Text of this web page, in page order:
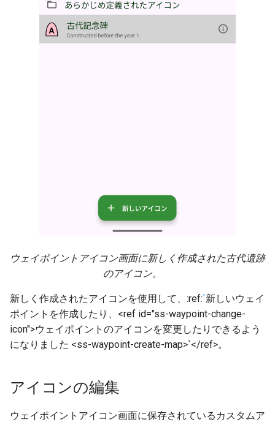
ウェイポイントアイコン画面に新しく作成された古代遺跡
のアイコン。
新しく作成されたアイコンを使用して、:ref:`新しいウェイ
ポイントを作成したり、<ref id="ss-waypoint-change-
icon">ウェイポイントのアイコンを変更したりできるよう
になりました <ss-waypoint-create-map>`</ref>。
アイコンの編集
ウェイポイントアイコン画面に保存されているカスタムア